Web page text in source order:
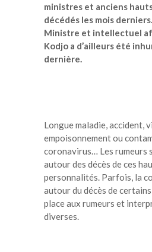
ministres et anciens
décédés les mois
Ministre et intellectuel
Kodjo a d’ailleurs été
dernière.
Longue maladie, accident,
empoisonnement ou
coronavirus… Les rumeurs
autour des décès de ces
personnalités. Parfois, la
autour du décès de
place aux rumeurs et
diverses.